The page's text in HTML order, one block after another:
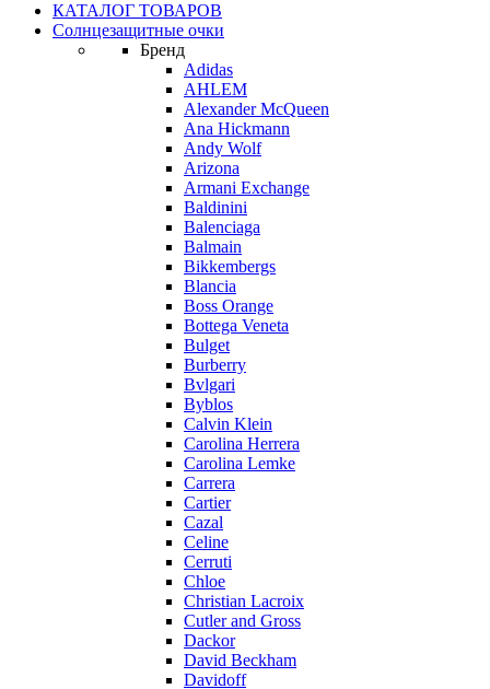
КАТАЛОГ ТОВАРОВ
Солнцезащитные очки
Бренд
Adidas
AHLEM
Alexander McQueen
Ana Hickmann
Andy Wolf
Arizona
Armani Exchange
Baldinini
Balenciaga
Balmain
Bikkembergs
Blancia
Boss Orange
Bottega Veneta
Bulget
Burberry
Bvlgari
Byblos
Calvin Klein
Carolina Herrera
Carolina Lemke
Carrera
Cartier
Cazal
Celine
Cerruti
Chloe
Christian Lacroix
Cutler and Gross
Dackor
David Beckham
Davidoff